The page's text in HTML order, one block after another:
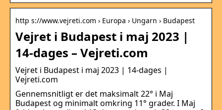
http s://www.vejreti.com › Europa › Ungarn › Budapest
Vejret i Budapest i maj 2023 |
14-dages – Vejreti.com
Vejret i Budapest i maj 2023 | 14-dages |
Vejreti.com
Gennemsnitligt er det maksimalt 22° i Maj
Budapest og minimalt omkring 11° grader. I Maj